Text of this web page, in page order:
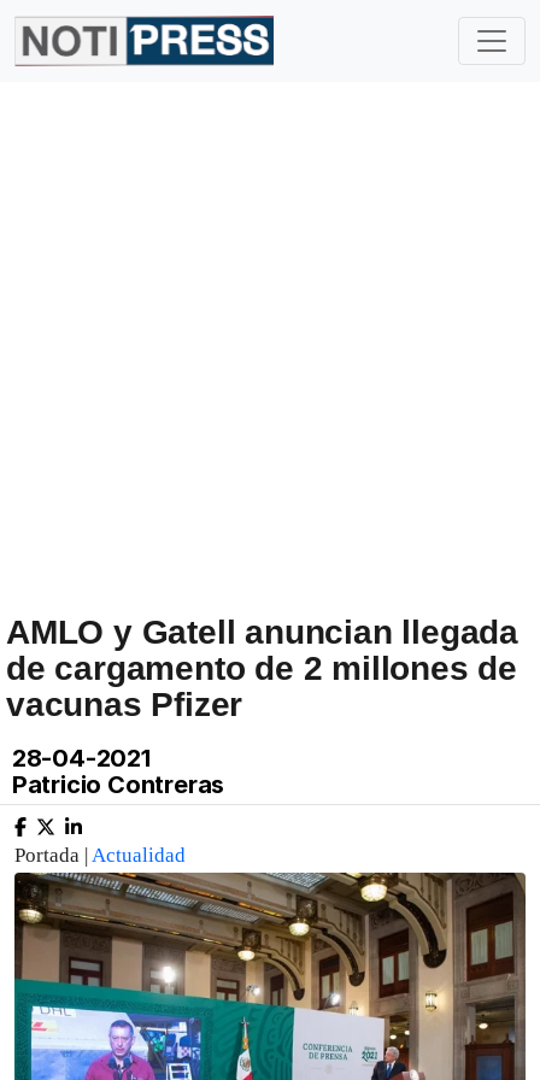
AMLO y Gatell anuncian llegada
de cargamento de 2 millones de
vacunas Pfizer
28-04-2021
Patricio Contreras
Portada |Actualidad